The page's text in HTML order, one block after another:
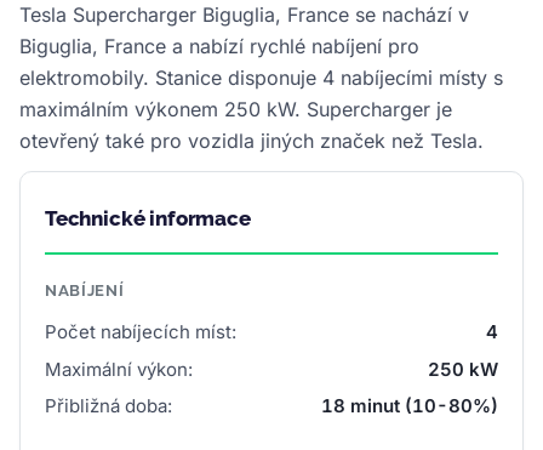
Tesla Supercharger Biguglia, France se nachází v
Biguglia, France a nabízí rychlé nabíjení pro
elektromobily. Stanice disponuje 4 nabíjecími místy s
maximálním výkonem 250 kW. Supercharger je
otevřený také pro vozidla jiných značek než Tesla.
Technické informace
NABÍJENÍ
Počet nabíjecích míst:
4
Maximální výkon:
250 kW
Přibližná doba:
18 minut (10-80%)